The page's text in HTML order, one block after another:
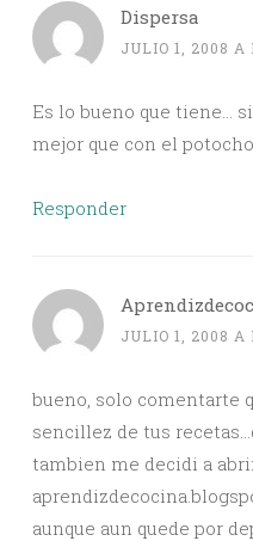
Dispersa
JULIO 1, 2008
Es lo bueno que tiene…
mejor que con el
Responder
JULIO 1, 2008 A
bueno, solo comentarte
sencillez de tus
tambien me decidi a
aunque aun quede por